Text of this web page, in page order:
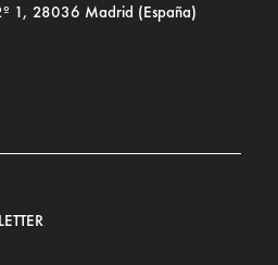
1, 28036 Madrid (España)